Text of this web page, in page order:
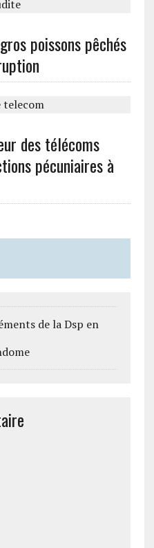
poissons pêchés
des télécoms
pécuniaires à
de la Dsp en